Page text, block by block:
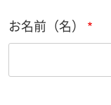
お名前（名）